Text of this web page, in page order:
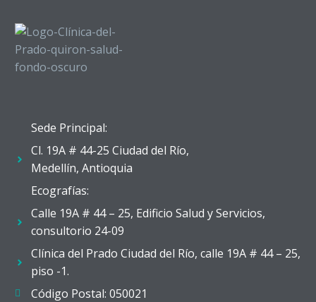
Sede Principal:
Cl. 19A # 44-25 Ciudad del Río,
Medellín, Antioquia
Ecografías:
Calle 19A # 44 – 25, Edificio Salud y Servicios,
consultorio 24-09
Clínica del Prado Ciudad del Río, calle 19A # 44 – 25,
piso -1.
Código Postal: 050021